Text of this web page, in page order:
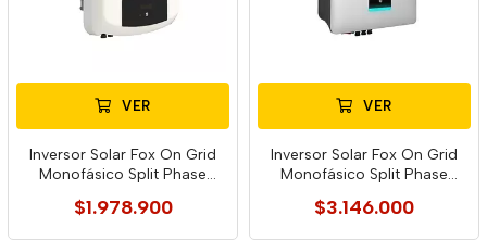
VER
Inversor Solar Fox On Grid
Monofásico Split Phase
$1.978.900
VER
Inversor Solar Fox On Grid
Monofásico Split Phase
$3.146.000